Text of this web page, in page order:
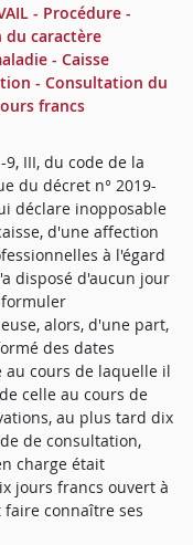
- Procédure -
du caractère
- Caisse
- Consultation du
francs
III, du code de la
du décret n° 2019-
déclare inopposable
d'une affection
à l'égard
disposé d'aucun jour
alors, d'une part,
des dates
cours de laquelle il
celle au cours de
au plus tard dix
de consultation,
charge était
jours francs ouvert à
connaître ses